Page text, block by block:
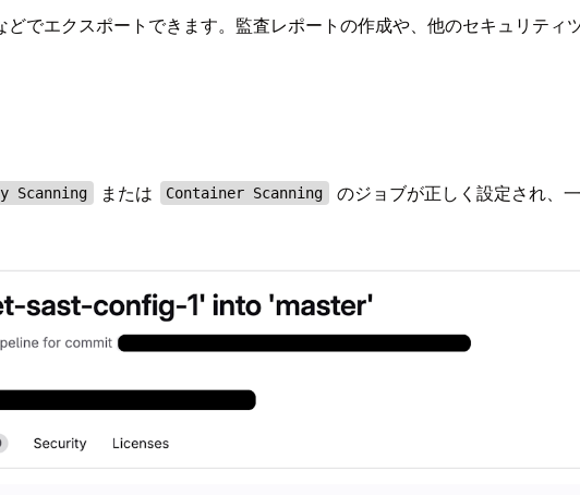
でエクスポートできます。監査レポートの作成や、他のセキュリティ
Scanning または Container Scanning
のジョブが正しく設定され、